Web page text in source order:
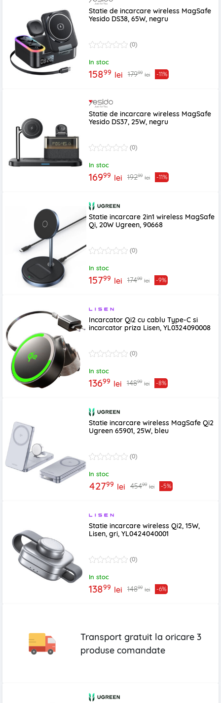
Statie de incarcare wireless MagSafe
Yesido DS38, 65W, negru
(0)
In stoc
15899 lei 17999 lei -11%
Statie de incarcare wireless MagSafe
Yesido DS37, 25W, negru
(0)
In stoc
16999 lei 19299 lei -11%
Statie incarcare 2in1 wireless MagSafe
Qi, 20W Ugreen, 90668
(0)
In stoc
15799 lei 17499 lei -9%
Incarcator Qi2 cu cablu Type-C si
incarcator priza Lisen, YL0324090008
(0)
In stoc
13699 lei 14899 lei -8%
Statie incarcare wireless MagSafe Qi2
Ugreen 65901, 25W, bleu
(0)
In stoc
42799 lei 45499 lei -5%
Statie incarcare wireless Qi2, 15W,
Lisen, gri, YL0424040001
(0)
In stoc
13899 lei 14899 lei -6%
Transport gratuit la oricare 3
produsecomandate